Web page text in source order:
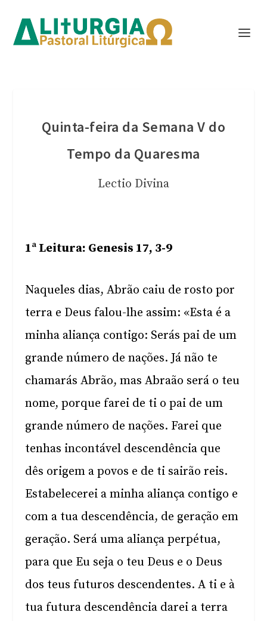
Quinta-feira da Semana V do
Tempo da Quaresma
Lectio Divina
1ª Leitura: Genesis 17, 3-9
Naqueles dias, Abrão caiu de rosto por
terra e Deus falou-lhe assim: «Esta é a
minha aliança contigo: Serás pai de um
grande número de nações. Já não te
chamarás Abrão, mas Abraão será o teu
nome, porque farei de ti o pai de um
grande número de nações. Farei que
tenhas incontável descendência que
dês origem a povos e de ti sairão reis.
Estabelecerei a minha aliança contigo e
com a tua descendência, de geração em
geração. Será uma aliança perpétua,
para que Eu seja o teu Deus e o Deus
dos teus futuros descendentes. A ti e à
tua futura descendência darei a terra